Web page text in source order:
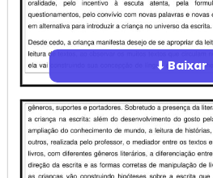
⬇ Baixar